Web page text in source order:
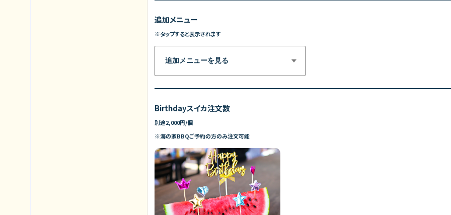
追加メニュー
※タップすると表示されます
追加メニューを見る
Birthdayスイカ注文数
別途2,000円/個
※海の家BBQご予約の方のみ注文可能